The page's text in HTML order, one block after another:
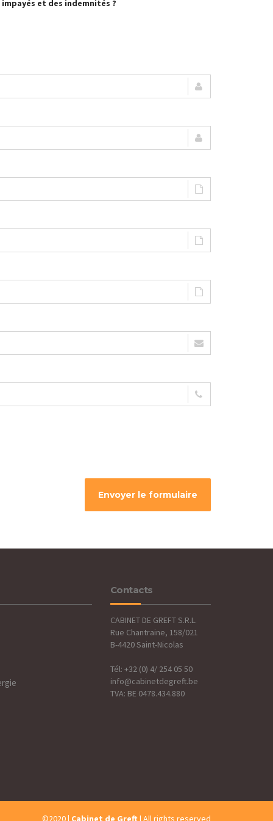
et des indemnités ?
Contacts
CABINET DE GREFT S.R.L.
Rue Chantraine, 158/021
B-4420 Saint-Nicolas
Tél: +32 (0) 4/ 254 05 50
info@cabinetdegreft.be
TVA: BE 0478.434.880
©2020| Cabinet de Greft| All rights reserved